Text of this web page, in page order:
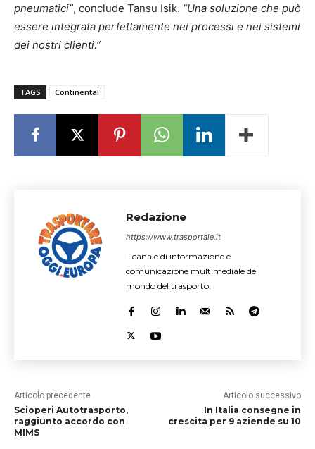
pneumatici”, conclude Tansu Isik. “Una soluzione che può
essere integrata perfettamente nei processi e nei sistemi
dei nostri clienti.”
TAGS Continental
Redazione
https://www.trasportale.it
Il canale di informazione e
comunicazione multimediale del
mondo del trasporto.
Articolo precedente
Scioperi Autotrasporto,
raggiunto accordo con
MIMS
Articolo successivo
In Italia consegne in
crescita per 9 aziende su 10